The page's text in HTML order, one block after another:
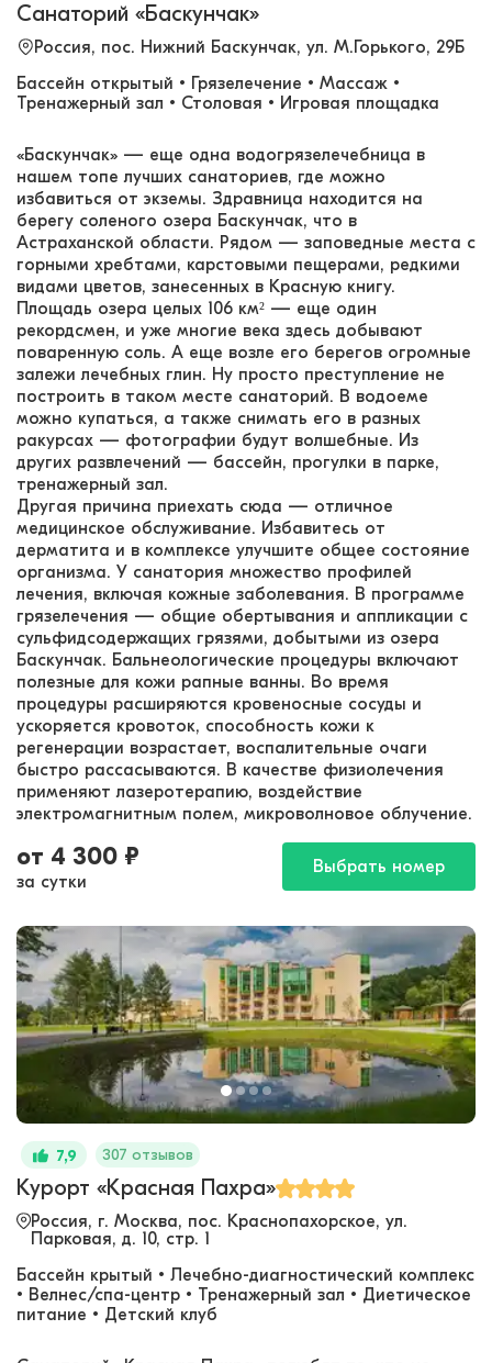
Санаторий «Баскунчак»
Россия, пос. Нижний Баскунчак, ул. М.Горького, 29Б
Бассейн открытый • Грязелечение • Массаж •
Тренажерный зал • Столовая • Игровая площадка
«Баскунчак» — еще одна водогрязелечебница в
нашем топе лучших санаториев, где можно
избавиться от экземы. Здравница находится на
берегу соленого озера Баскунчак, что в
Астраханской области. Рядом — заповедные места с
горными хребтами, карстовыми пещерами, редкими
видами цветов, занесенных в Красную книгу.
Площадь озера целых 106 км² — еще один
рекордсмен, и уже многие века здесь добывают
поваренную соль. А еще возле его берегов огромные
залежи лечебных глин. Ну просто преступление не
построить в таком месте санаторий. В водоеме
можно купаться, а также снимать его в разных
ракурсах — фотографии будут волшебные. Из
других развлечений — бассейн, прогулки в парке,
тренажерный зал.
Другая причина приехать сюда — отличное
медицинское обслуживание. Избавитесь от
дерматита и в комплексе улучшите общее состояние
организма. У санатория множество профилей
лечения, включая кожные заболевания. В программе
грязелечения — общие обертывания и аппликации с
сульфидсодержащих грязями, добытыми из озера
Баскунчак. Бальнеологические процедуры включают
полезные для кожи рапные ванны. Во время
процедуры расширяются кровеносные сосуды и
ускоряется кровоток, способность кожи к
регенерации возрастает, воспалительные очаги
быстро рассасываются. В качестве физиолечения
применяют лазеротерапию, воздействие
электромагнитным полем, микроволновое облучение.
от 4 300 ₽
за сутки
Выбрать номер
7,9 307 отзывов
Курорт «Красная Пахра»
Россия, г. Москва, пос. Краснопахорское, ул.
Парковая, д. 10, стр. 1
Бассейн крытый • Лечебно-диагностический комплекс
• Велнес/спа-центр • Тренажерный зал • Диетическое
питание • Детский клуб